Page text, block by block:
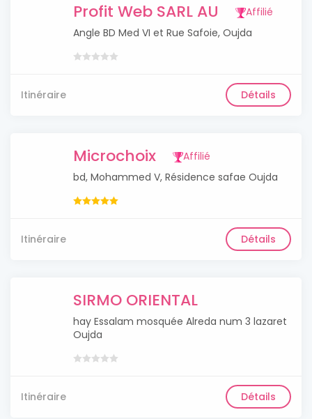
Profit Web SARL AU
Affilié
Angle BD Med VI et Rue Safoie, Oujda
Itinéraire Détails
Microchoix
Affilié
bd, Mohammed V, Résidence safae Oujda
Itinéraire Détails
SIRMO ORIENTAL
hay Essalam mosquée Alreda num 3 lazaret
Oujda
Itinéraire Détails